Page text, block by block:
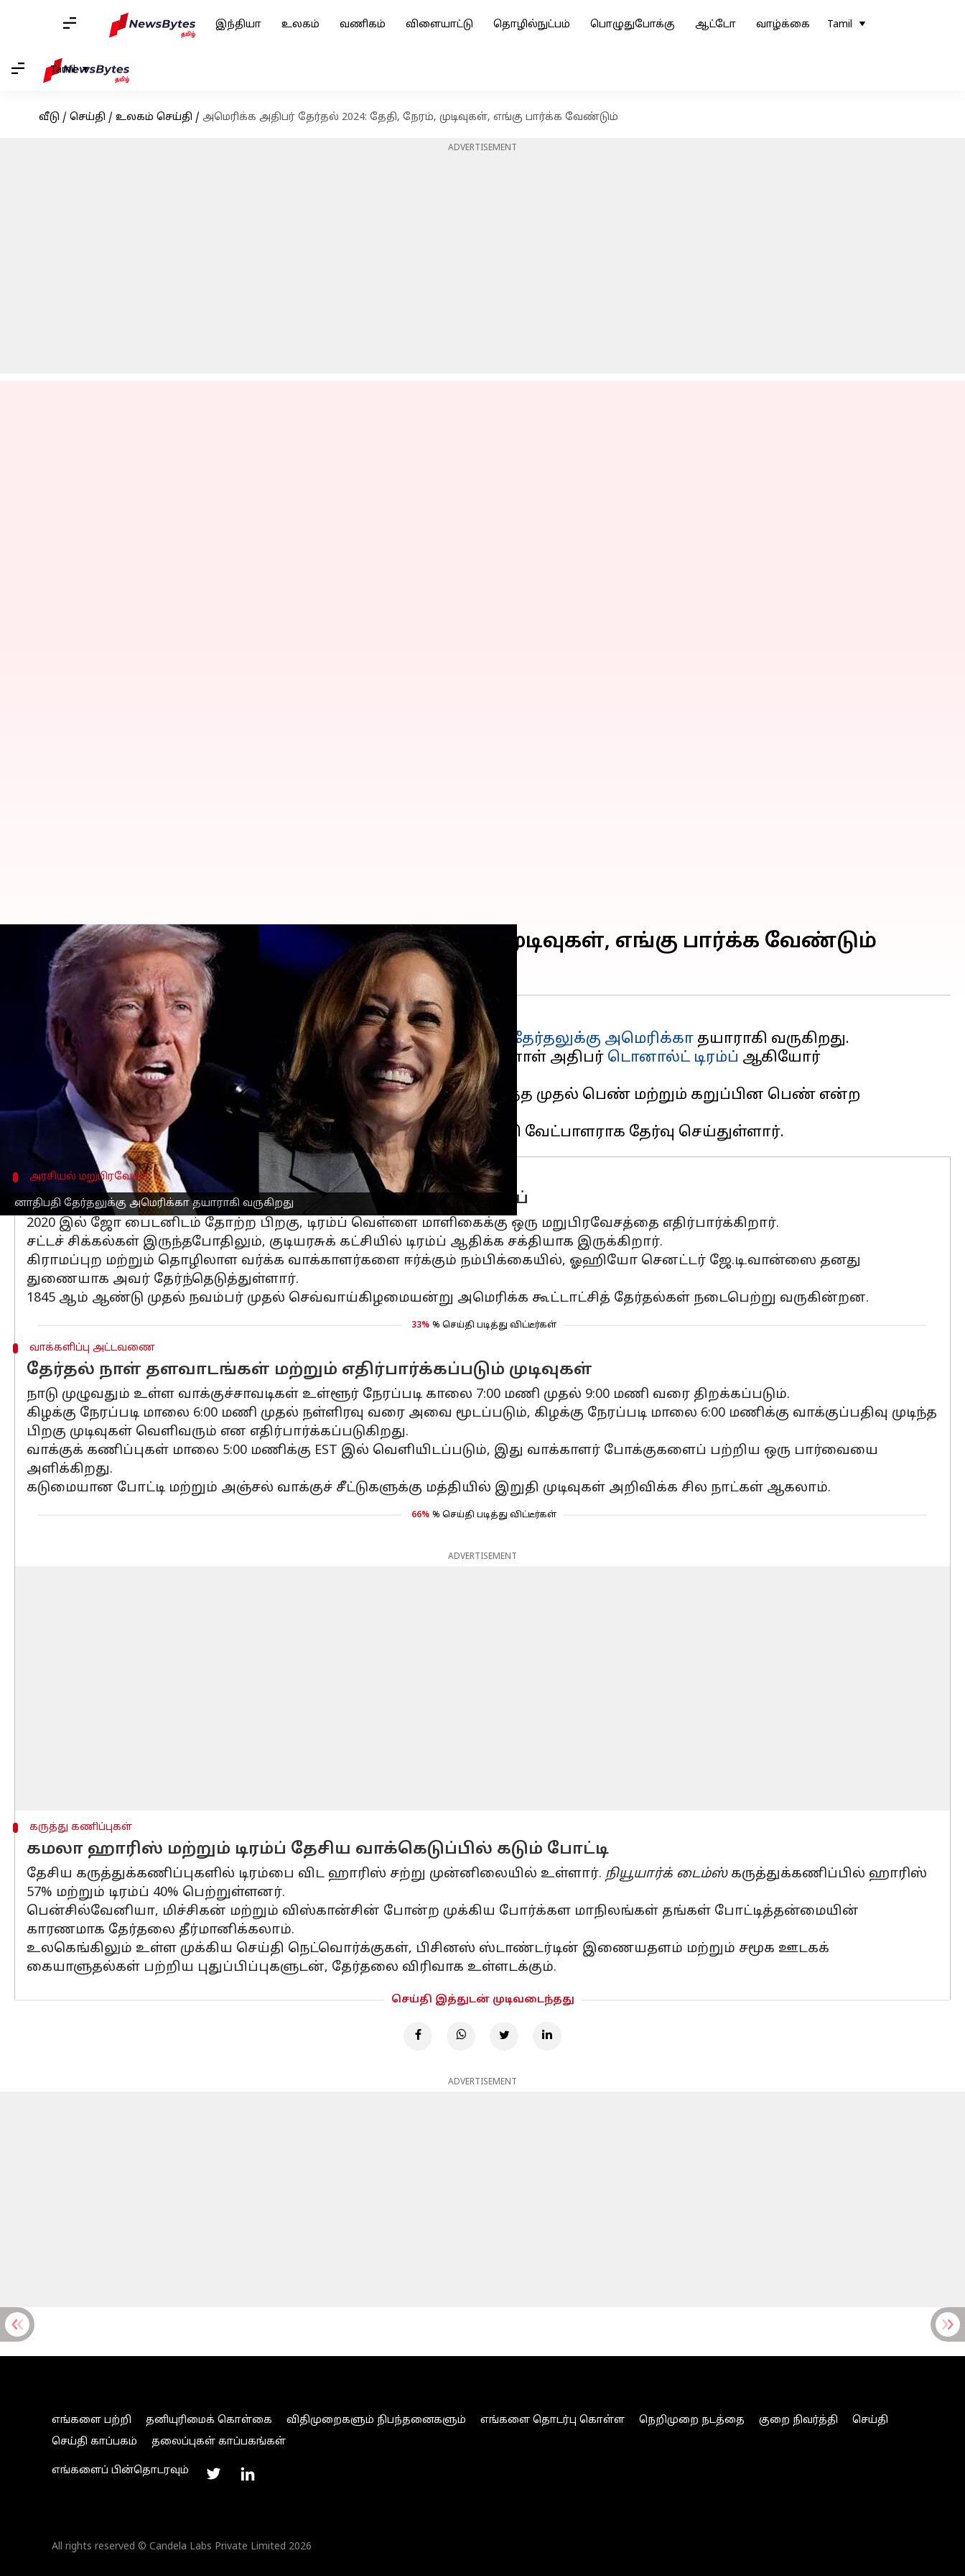
இந்தியா உலகம் வணிகம் விளையாட்டு தொழில்நுட்பம் பொழுதுபோக்கு ஆட்டோ வாழ்க்கை Tamil
Tamil
வீடு / செய்தி / உலகம் செய்தி / அமெரிக்க அதிபர் தேர்தல் 2024: தேதி, நேரம், முடிவுகள், எங்கு பார்க்க வேண்டும்
ADVERTISEMENT
னாதிபதி தேர்தலுக்கு அமெரிக்கா தயாராகி வருகிறது
அமெரிக்க அதிபர் தேர்தல் 2024: தேதி, நேரம், முடிவுகள், எங்கு பார்க்க வேண்டும்
எழுதியவர் Venkatalakshmi V Nov 05, 2024 11:18 am
செய்தி முன்னோட்டம்
நவம்பர் 5, 2024 செவ்வாய்கிழமை நடைபெறும் முக்கிய ஜனாதிபதி தேர்தலுக்கு அமெரிக்கா தயாராகி வருகிறது.
இந்த போட்டியில் துணை ஜனாதிபதிகமலா ஹாரிஸ்மற்றும் முன்னாள் அதிபர் டொனால்ட் டிரம்ப் ஆகியோர்
போட்டியிடுகின்றனர்.
கமலா ஹாரிஸ் வெற்றி பெற்றால் ஜனாதிபதி பதவியை ஆக்கிரமித்த முதல் பெண் மற்றும் கறுப்பின பெண் என்ற
வரலாற்றை உருவாக்குவார் என்று நம்புகிறார்.
அரசியல் மறுபிரவேசம்
வெள்ளை மாளிகை திரும்புவதற்கான முயற்சியில் டிரம்ப்
2020 இல் ஜோ பைடனிடம் தோற்ற பிறகு, டிரம்ப் வெள்ளை மாளிகைக்கு ஒரு மறுபிரவேசத்தை எதிர்பார்க்கிறார்.
சட்டச் சிக்கல்கள் இருந்தபோதிலும், குடியரசுக் கட்சியில் டிரம்ப் ஆதிக்க சக்தியாக இருக்கிறார்.
கிராமப்புற மற்றும் தொழிலாள வர்க்க வாக்காளர்களை ஈர்க்கும் நம்பிக்கையில், ஓஹியோ செனட்டர் ஜே.டி.வான்ஸை தனது
துணையாக அவர் தேர்ந்தெடுத்துள்ளார்.
1845 ஆம் ஆண்டு முதல் நவம்பர் முதல் செவ்வாய்கிழமையன்று அமெரிக்க கூட்டாட்சித் தேர்தல்கள் நடைபெற்று வருகின்றன.
33% % செய்தி படித்து விட்டீர்கள்
வாக்களிப்பு அட்டவணை
தேர்தல் நாள் தளவாடங்கள் மற்றும் எதிர்பார்க்கப்படும் முடிவுகள்
நாடு முழுவதும் உள்ள வாக்குச்சாவடிகள் உள்ளூர் நேரப்படி காலை 7:00 மணி முதல் 9:00 மணி வரை திறக்கப்படும்.
கிழக்கு நேரப்படி மாலை 6:00 மணி முதல் நள்ளிரவு வரை அவை மூடப்படும், கிழக்கு நேரப்படி மாலை 6:00 மணிக்கு வாக்குப்பதிவு முடிந்த
பிறகு முடிவுகள் வெளிவரும் என எதிர்பார்க்கப்படுகிறது.
வாக்குக் கணிப்புகள் மாலை 5:00 மணிக்கு EST இல் வெளியிடப்படும், இது வாக்காளர் போக்குகளைப் பற்றிய ஒரு பார்வையை
அளிக்கிறது.
கடுமையான போட்டி மற்றும் அஞ்சல் வாக்குச் சீட்டுகளுக்கு மத்தியில் இறுதி முடிவுகள் அறிவிக்க சில நாட்கள் ஆகலாம்.
66% % செய்தி படித்து விட்டீர்கள்
ADVERTISEMENT
கருத்து கணிப்புகள்
கமலா ஹாரிஸ் மற்றும் டிரம்ப் தேசிய வாக்கெடுப்பில் கடும் போட்டி
தேசிய கருத்துக்கணிப்புகளில் டிரம்பை விட ஹாரிஸ் சற்று முன்னிலையில் உள்ளார். நியூயார்க் டைம்ஸ்கருத்துக்கணிப்பில் ஹாரிஸ்
57% மற்றும் டிரம்ப் 40% பெற்றுள்ளனர்.
பென்சில்வேனியா, மிச்சிகன் மற்றும் விஸ்கான்சின் போன்ற முக்கிய போர்க்கள மாநிலங்கள் தங்கள் போட்டித்தன்மையின்
காரணமாக தேர்தலை தீர்மானிக்கலாம்.
உலகெங்கிலும் உள்ள முக்கிய செய்தி நெட்வொர்க்குகள், பிசினஸ் ஸ்டாண்டர்டின் இணையதளம் மற்றும் சமூக ஊடகக்
கையாளுதல்கள் பற்றிய புதுப்பிப்புகளுடன், தேர்தலை விரிவாக உள்ளடக்கும்.
செய்தி இத்துடன் முடிவடைந்தது
ADVERTISEMENT
எங்களை பற்றி தனியுரிமைக் கொள்கை விதிமுறைகளும் நிபந்தனைகளும் எங்களை தொடர்பு கொள்ள நெறிமுறை நடத்தை குறை நிவர்த்தி
செய்தி
செய்தி காப்பகம்
தலைப்புகள் காப்பகங்கள்
எங்களைப் பின்தொடரவும்
All rights reserved © Candela Labs Private Limited 2026